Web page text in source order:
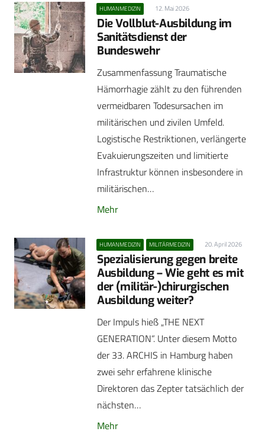
HUMANMEDIZIN 12. Mai 2026
Die Vollblut-Ausbildung im
Sanitätsdienst der
Bundeswehr
Zusammenfassung Traumatische
Hämorrhagie zählt zu den führenden
vermeidbaren Todesursachen im
militärischen und zivilen Umfeld.
Logistische Restriktionen, verlängerte
Evakuierungszeiten und limitierte
Infrastruktur können insbesondere in
militärischen…
Mehr
HUMANMEDIZIN MILITÄRMEDIZIN 20. April 2026
Spezialisierung gegen breite
Ausbildung – Wie geht es mit
der (militär-)chirurgischen
Ausbildung weiter?
Der Impuls hieß „THE NEXT
GENERATION“. Unter diesem Motto
der 33. ARCHIS in Hamburg haben
zwei sehr erfahrene klinische
Direktoren das Zepter tatsächlich der
nächsten…
Mehr